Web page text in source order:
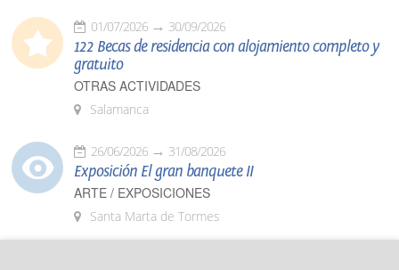
01/07/2026 30/09/2026
122 Becas de residencia con alojamiento completo y
gratuito
OTRAS ACTIVIDADES
Salamanca
26/06/2026 31/08/2026
Exposición El gran banquete II
ARTE / EXPOSICIONES
Santa Marta de Tormes